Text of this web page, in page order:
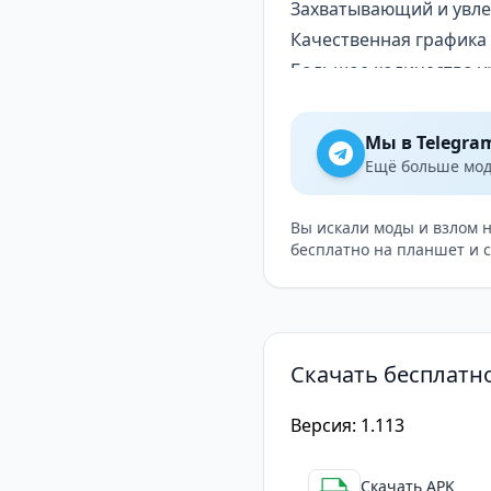
Захватывающий и
Качественная
Большое количество
Недостатки игры
Наличие
Сложность для
Откровенное
Fap CEO на Андроид —
Fap CEO—
недостатки,
Мы в
Ещё больше
Вы искали моды и взлом
бесплатно на планшет и
Скачать
Версия: 1.113
Скачать APK